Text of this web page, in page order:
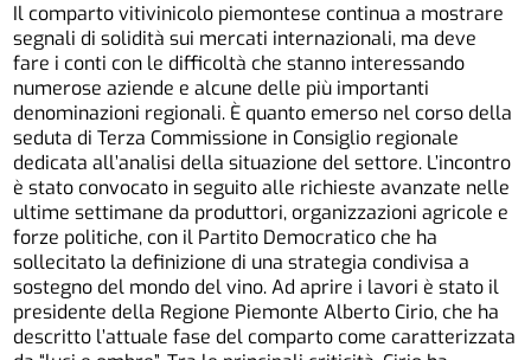
Il comparto vitivinicolo piemontese continua a mostrare
segnali di solidità sui mercati internazionali, ma deve
fare i conti con le difficoltà che stanno interessando
numerose aziende e alcune delle più importanti
denominazioni regionali. È quanto emerso nel corso della
seduta di Terza Commissione in Consiglio regionale
dedicata all’analisi della situazione del settore. L’incontro
è stato convocato in seguito alle richieste avanzate nelle
ultime settimane da produttori, organizzazioni agricole e
forze politiche, con il Partito Democratico che ha
sollecitato la definizione di una strategia condivisa a
sostegno del mondo del vino. Ad aprire i lavori è stato il
presidente della Regione Piemonte Alberto Cirio, che ha
descritto l’attuale fase del comparto come caratterizzata